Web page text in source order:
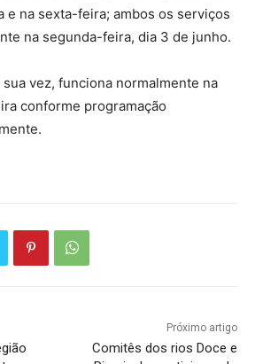
e na sexta-feira; ambos os serviços
na segunda-feira, dia 3 de junho.
vez, funciona normalmente na
conforme programação
Próximo artigo
Comitês dos rios Doce e